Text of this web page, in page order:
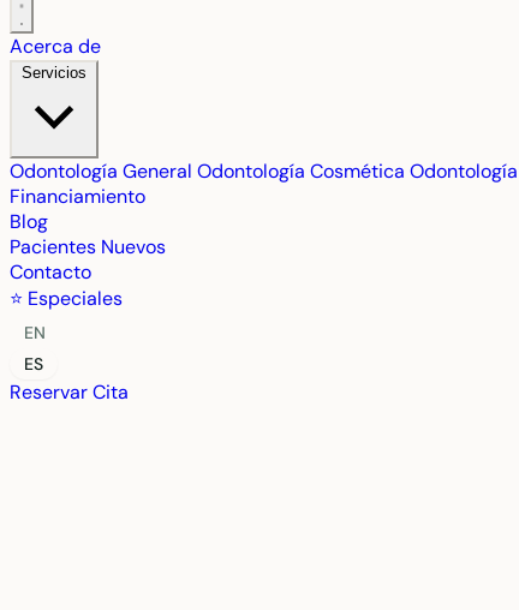
Acerca de
Servicios
Odontología General Odontología Cosmética
Financiamiento
Blog
Pacientes Nuevos
Contacto
⭐ Especiales
EN
ES
Reservar Cita